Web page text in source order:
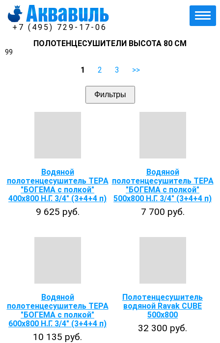
+7 (495) 729-17-06
ПОЛОТЕНЦЕСУШИТЕЛИ ВЫСОТА 80 СМ
99
1 2 3 >>
Фильтры
Водяной
полотенцесушитель ТЕРА
"БОГЕМА с полкой"
400х800 Н.Г. 3/4" (3+4+4 п)
9 625 руб.
Водяной
полотенцесушитель ТЕРА
"БОГЕМА с полкой"
500х800 Н.Г. 3/4" (3+4+4 п)
7 700 руб.
Водяной
полотенцесушитель ТЕРА
"БОГЕМА с полкой"
600х800 Н.Г. 3/4" (3+4+4 п)
10 135 руб.
Полотенцесушитель
водяной Ravak CUBE
500x800
32 300 руб.